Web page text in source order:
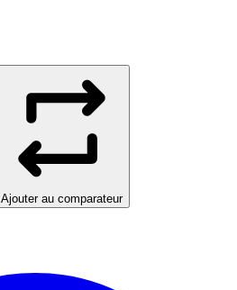
Ajouter au comparateur